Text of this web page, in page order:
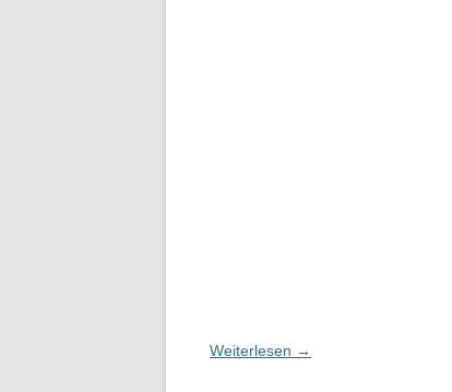
Weiterlesen →